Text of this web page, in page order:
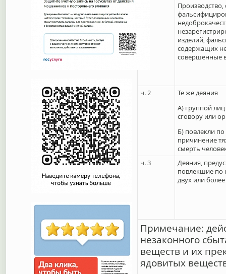
Производство,
изделий,
содержащих
совершенные
ч. 2
Те же деяния
А) группой
сговору или
Б) повлекли
причинение
смерть
ч. 3
Деяния,
повлекшие по
двух или
Примечание:
незаконного
веществ и их
ядовитых